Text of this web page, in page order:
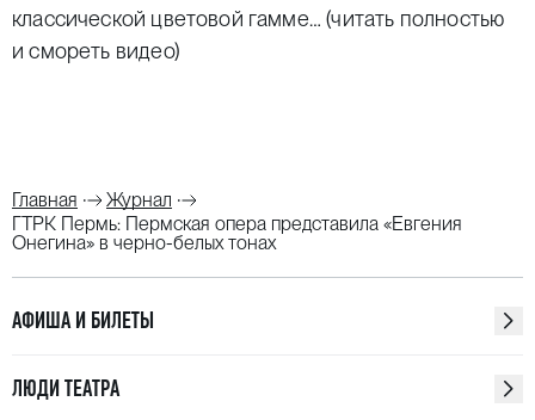
классической цветовой гамме… (читать полностью
и смореть видео)
Главная
Журнал
ГТРК Пермь: Пермская опера представила «Евгения
Онегина» в черно-белых тонах
АФИША И БИЛЕТЫ
ЛЮДИ ТЕАТРА